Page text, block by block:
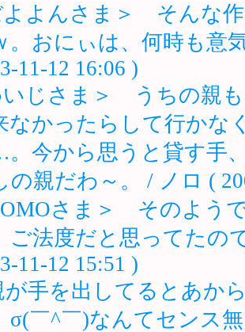
よんさま＞ そんな作
。おにぃは、何時も意
11-12 16:06 )
じさま＞ うちの親
なかったらして行かな
。今から思うと貸す手
の親だわ～。 / ノロ (
さま＞ そのよう
ご法度だと思ってたの
11-12 15:51 )
が手を出してるとあか
σ(￣^￣)なんてセンス